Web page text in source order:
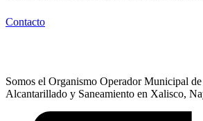
Contacto
Somos el Organismo Operador Municipal
Alcantarillado y Saneamiento en Xalisco,